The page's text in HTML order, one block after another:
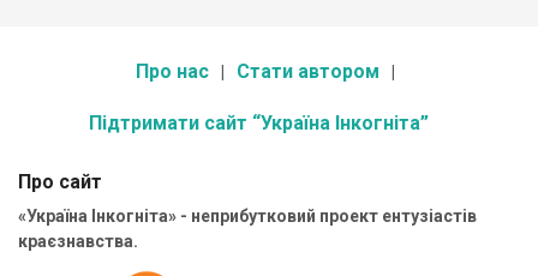
Про нас Стати автором
Підтримати сайт “Україна Інкогніта”
Про сайт
«Україна Інкогніта» - неприбутковий проект ентузіастів
краєзнавства.